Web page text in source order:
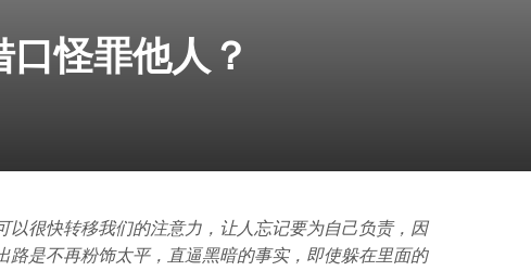
怪罪他人？
很快转移我们的注意力，让人忘记要为自己负责，因
路是不再粉饰太平，直逼黑暗的事实，即使躲在里面的